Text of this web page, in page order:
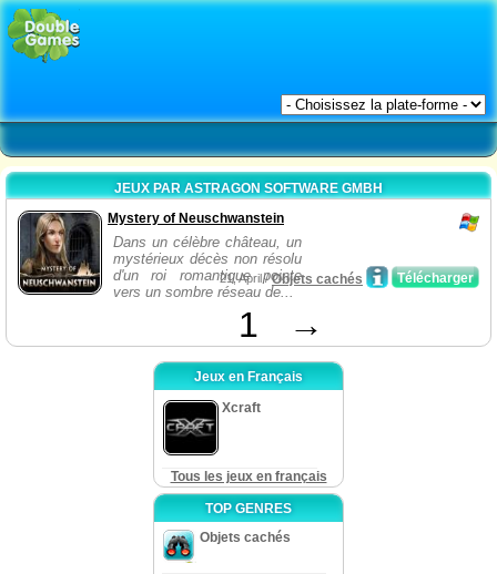
JEUX PAR ASTRAGON SOFTWARE GMBH
Mystery of Neuschwanstein
Dans un célèbre château, un
mystérieux décès non résolu
d'un roi romantique pointe
vers un sombre réseau de...
Télécharger
21, April /Objets cachés
1 →
Jeux en Français
Xcraft
Tous les jeux en français
TOP GENRES
Objets cachés